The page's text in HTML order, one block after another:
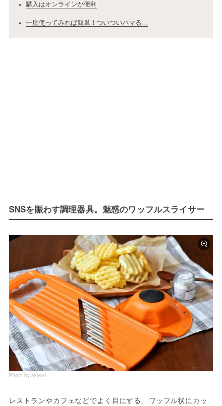
購入はオンラインが便利
一度使ってみれば簡単！ついついハマる…
SNSを賑わす調理器具。魅惑のワッフルスライサー
Photo by akiyon
レストランやカフェなどでよく目にする、ワッフル状にカッ